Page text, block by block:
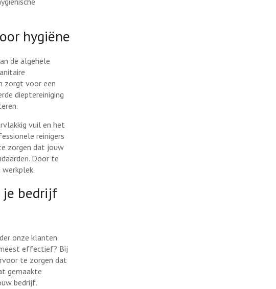
hygiëne
de algehele
zorgt voor een
dieptereiniging
vuil en het
reinigers
zorgen dat jouw
Door te
werkplek.
je bedrijf
onze klanten.
effectief? Bij
te zorgen dat
gemaakte
bedrijf.